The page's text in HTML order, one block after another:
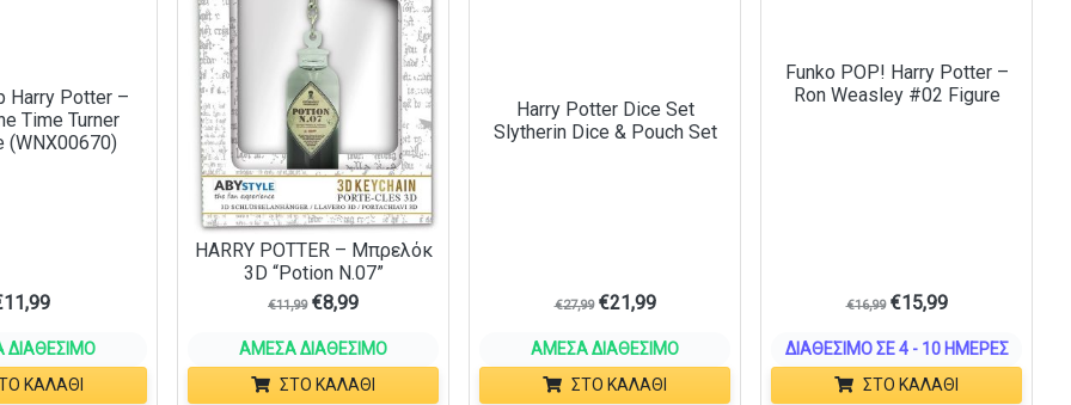
Harry Potter –
Time Turner
(WNX00670)
11,99
ΚΑΛΆΘΙ
HARRY POTTER – Μπρελόκ
3D “Potion N.07”
€11,99 €8,99
ΆΜΕΣΑ ΔΙΑΘΈΣΙΜΟ
ΣΤΟ ΚΑΛΆΘΙ
Harry Potter Dice Set
Slytherin Dice & Pouch Set
€27,99 €21,99
ΆΜΕΣΑ ΔΙΑΘΈΣΙΜΟ
ΣΤΟ ΚΑΛΆΘΙ
Funko POP! Harry Potter –
Ron Weasley #02 Figure
€16,99 €15,99
ΔΙΑΘΈΣΙΜΟ ΣΕ 4 - 10 ΗΜΈΡΕΣ
ΣΤΟ ΚΑΛΆΘΙ